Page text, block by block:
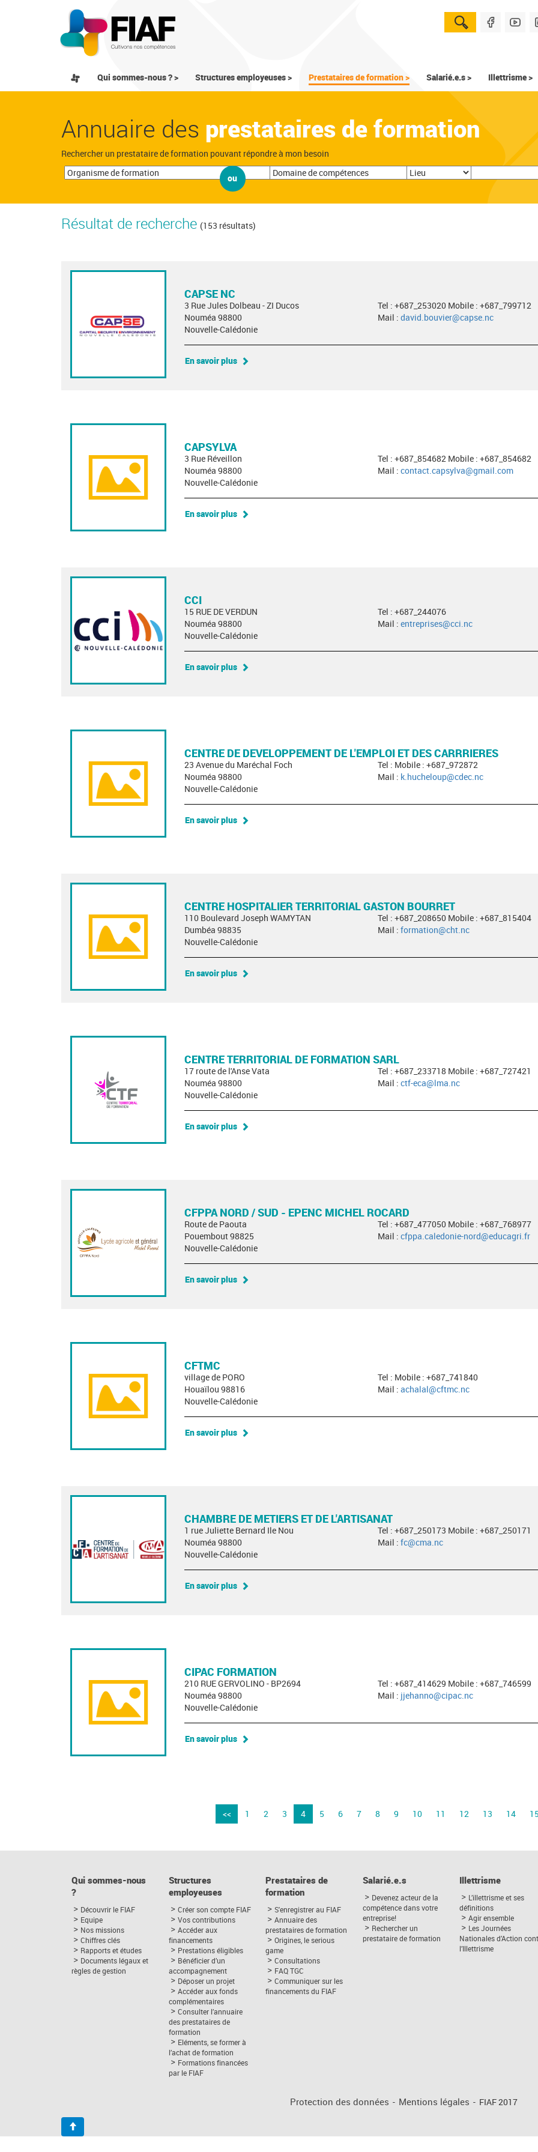
Qui sommes-nous ? > Structures employeuses > Prestataires de formation > Salarié.e.s > Illettrisme >
Annuaire des prestataires de formation
Rechercher un prestataire de formation pouvant répondre à mon besoin
ou
Résultat de recherche (153 résultats)
CAPSE NC
3 Rue Jules Dolbeau - ZI Ducos
Nouméa 98800
Nouvelle-Calédonie
Tel : +687_253020 Mobile : +687_799712
Mail : david.bouvier@capse.nc
En savoir plus
CAPSYLVA
3 Rue Réveillon
Nouméa 98800
Nouvelle-Calédonie
Tel : +687_854682 Mobile : +687_854682
Mail : contact.capsylva@gmail.com
En savoir plus
CCI
15 RUE DE VERDUN
Nouméa 98800
Nouvelle-Calédonie
Tel : +687_244076
Mail : entreprises@cci.nc
En savoir plus
CENTRE DE DEVELOPPEMENT DE L'EMPLOI ET DES CARRRIERES
23 Avenue du Maréchal Foch
Nouméa 98800
Nouvelle-Calédonie
Tel : Mobile : +687_972872
Mail : k.hucheloup@cdec.nc
En savoir plus
CENTRE HOSPITALIER TERRITORIAL GASTON BOURRET
110 Boulevard Joseph WAMYTAN
Dumbéa 98835
Nouvelle-Calédonie
Tel : +687_208650 Mobile : +687_815404
Mail : formation@cht.nc
En savoir plus
CENTRE TERRITORIAL DE FORMATION SARL
17 route de l'Anse Vata
Nouméa 98800
Nouvelle-Calédonie
Tel : +687_233718 Mobile : +687_727421
Mail : ctf-eca@lma.nc
En savoir plus
CFPPA NORD / SUD - EPENC MICHEL ROCARD
Route de Paouta
Pouembout 98825
Nouvelle-Calédonie
Tel : +687_477050 Mobile : +687_768977
Mail : cfppa.caledonie-nord@educagri.fr
En savoir plus
CFTMC
village de PORO
Houaïlou 98816
Nouvelle-Calédonie
Tel : Mobile : +687_741840
Mail : achalal@cftmc.nc
En savoir plus
CHAMBRE DE METIERS ET DE L'ARTISANAT
1 rue Juliette Bernard Ile Nou
Nouméa 98800
Nouvelle-Calédonie
Tel : +687_250173 Mobile : +687_250171
Mail : fc@cma.nc
En savoir plus
CIPAC FORMATION
210 RUE GERVOLINO - BP2694
Nouméa 98800
Nouvelle-Calédonie
Tel : +687_414629 Mobile : +687_746599
Mail : jjehanno@cipac.nc
En savoir plus
<< 1 2 3 4 5 6 7 8 9 10 11 12 13 14 15
Qui sommes-nous
?
Découvrir le FIAF
Equipe
Nos missions
Chiffres clés
Rapports et études
Documents légaux et
règles de gestion
Structures
employeuses
Créer son compte FIAF
Vos contributions
Accéder aux
financements
Prestations éligibles
Bénéficier d’un
accompagnement
Déposer un projet
Accéder aux fonds
complémentaires
Consulter l’annuaire
des prestataires de
formation
Eléments, se former à
l’achat de formation
Formations financées
par le FIAF
Prestataires de
formation
S'enregistrer au FIAF
Annuaire des
prestataires de formation
Origines, le serious
game
Consultations
FAQ TGC
Communiquer sur les
financements du FIAF
Salarié.e.s
Devenez acteur de la
compétence dans votre
entreprise!
Rechercher un
prestataire de formation
Illettrisme
L’illettrisme et ses
définitions
Agir ensemble
Les Journées
Nationales d’Action
l’Illettrisme
Protection des données - Mentions légales - FIAF 2017